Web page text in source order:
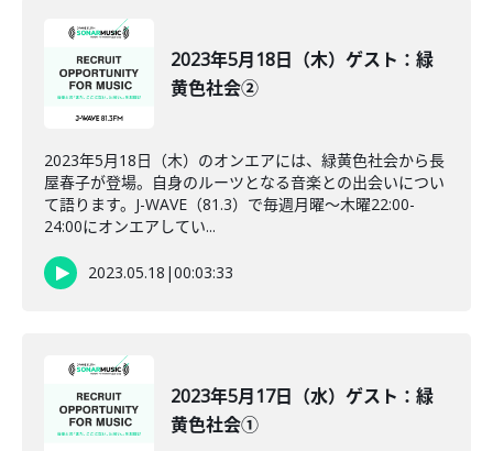
2023年5月18日（木）ゲスト：緑
黄色社会②
2023年5月18日（木）のオンエアには、緑黄色社会から長
屋春子が登場。自身のルーツとなる音楽との出会いについ
て語ります。J-WAVE（81.3）で毎週月曜～木曜22:00-
24:00にオンエアしてい...
2023.05.18 |00:03:33
2023年5月17日（水）ゲスト：緑
黄色社会①